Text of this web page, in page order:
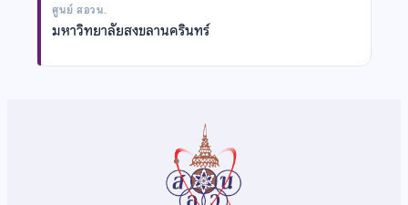
ศูนย์ สอวน.
มหาวิทยาลัยสงขลานครินทร์